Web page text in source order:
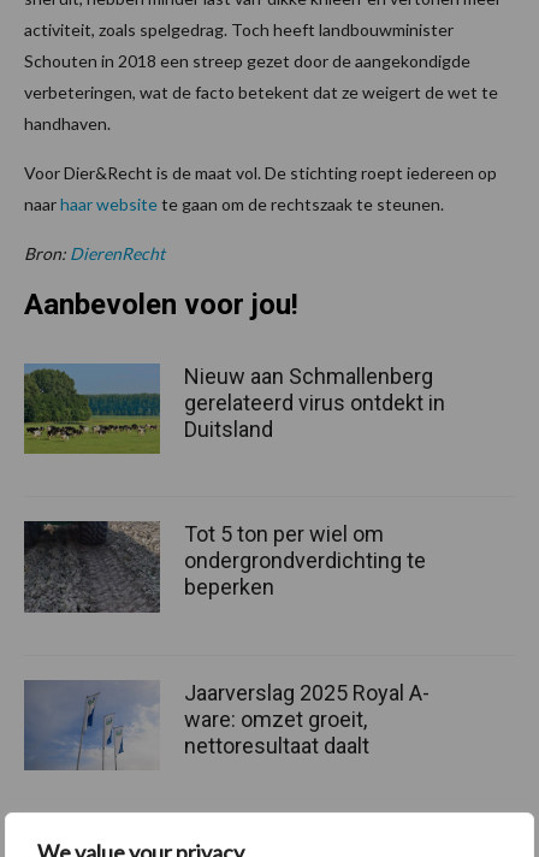
activiteit, zoals spelgedrag. Toch heeft landbouwminister
Schouten in 2018 een streep gezet door de aangekondigde
verbeteringen, wat de facto betekent dat ze weigert de wet te
handhaven.
Voor Dier&Recht is de maat vol. De stichting roept iedereen op
naarhaar websitete gaan om de rechtszaak te steunen.
Bron: DierenRecht
Aanbevolen voor jou!
Nieuw aan Schmallenberg
gerelateerd virus ontdekt in
Duitsland
Tot 5 ton per wiel om
ondergrondverdichting te
beperken
Jaarverslag 2025 Royal A-
ware: omzet groeit,
nettoresultaat daalt